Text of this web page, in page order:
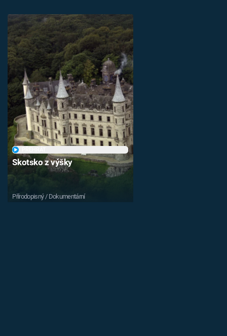
Skotsko z výšky
Přírodopisný / Dokumentární